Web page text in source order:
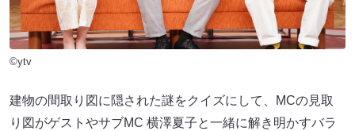
©ytv
建物の間取り図に隠された謎をクイズにして、MCの見取
り図がゲストやサブMC 横澤夏子と一緒に解き明かすバラ